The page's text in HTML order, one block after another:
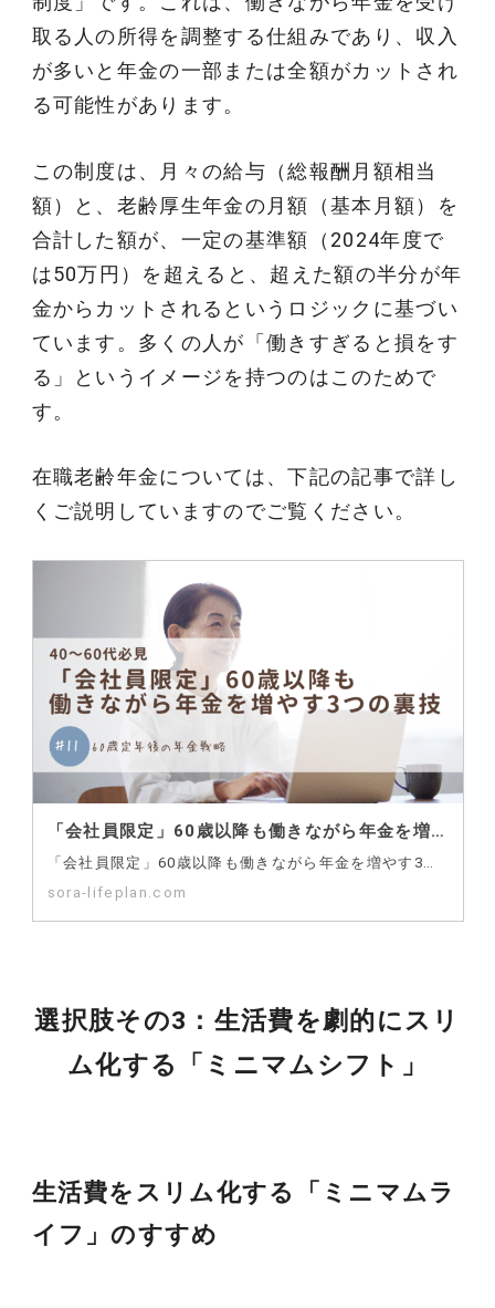
取る人の所得を調整する仕組みであり、収入
が多いと年金の一部または全額がカットされ
る可能性があります。
この制度は、月々の給与（総報酬月額相当
額）と、老齢厚生年金の月額（基本月額）を
合計した額が、一定の基準額（2024年度で
は50万円）を超えると、超えた額の半分が年
金からカットされるというロジックに基づい
ています。多くの人が「働きすぎると損をす
る」というイメージを持つのはこのためで
す。
在職老齢年金については、下記の記事で詳し
くご説明していますのでご覧ください。
「会社員限定」60歳以降も働きながら年金を増やす3つの裏技
sora-lifeplan.com
選択肢その3：生活費を劇的にスリ
ム化する「ミニマムシフト」
生活費をスリム化する「ミニマムラ
イフ」のすすめ